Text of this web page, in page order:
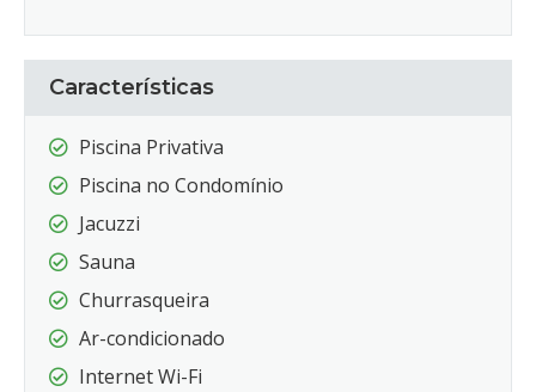
Características
Piscina Privativa
Piscina no Condomínio
Jacuzzi
Sauna
Churrasqueira
Ar-condicionado
Internet Wi-Fi